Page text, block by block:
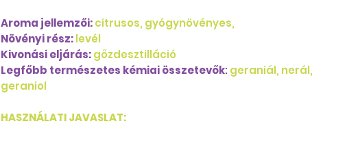
Aroma jellemzői:citrusos, gyógynövényes,
Növényi rész:levél
Kivonási eljárás:gőzdesztilláció
Legfőbb természetes kémiai összetevők:geraniál, nerál,
geraniol
HASZNÁLATI JAVASLAT: